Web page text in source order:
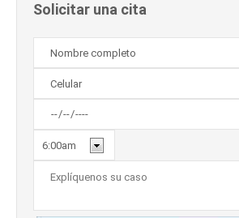
Solicitar una cita